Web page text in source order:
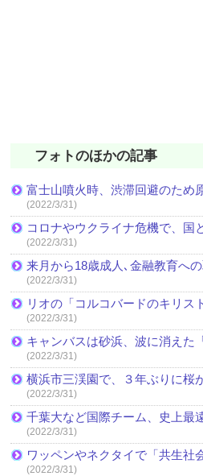
フォトのほかの記事
富士山噴火時、渋滞回避のため
(2022/3/31)
コロナやウクライナ危機で、国
(2022/3/31)
来月から18歳成人､金融教育へ
(2022/3/31)
リオの「コルコバードのキリス
(2022/3/31)
キャンバスは砂浜、波に消えた
(2022/3/31)
横浜市三渓園で、３年ぶりに桜
(2022/3/31)
千葉大など国際チーム、史上最
(2022/3/31)
ワッペンやネクタイで「共生社
(2022/3/31)